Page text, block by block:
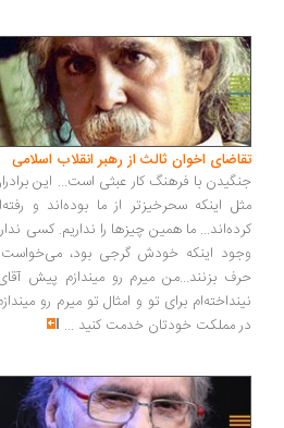
اخوان ثالث از رهبر انقلاب اسلامی
با فرهنگ کار عبثی است... این برادران
اینکه سحرخیزتر از ما بوده‌اند و رفته‌اند
ما همین چیزها را نداریم. کسی نداریم از ما
اینکه خودش گرجی بود، می‌خواست در
بزنند...من میرم رو میندازم پیش آقای
برای تو و امثال تو میرم رو میندازم...
مملکت خودتان خدمت کنید...